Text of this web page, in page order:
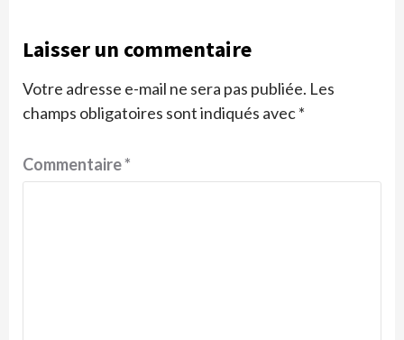
Laisser un commentaire
Votre adresse e-mail ne sera pas publiée. Les
champs obligatoires sont indiqués avec*
Commentaire*